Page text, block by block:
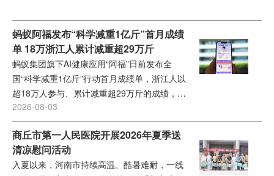
区民族乡的基层中医药服务补充、特色产业融
合探索取得阶段性落地成果。...
蚂蚁阿福发布“科学减重1亿斤”首月成绩
单 18万浙江人累计减重超29万斤
蚂蚁集团旗下AI健康应用“阿福”日前发布全
国“科学减重1亿斤”行动首月成绩单，浙江人以
超18万人参与、累计减重超29万斤的成绩，位
居全国第一。全国范围内，该行动已吸引超
150万人参与，总减重突破240万斤。...
2026-08-03
商丘市第一人民医院开展2026年夏季送
清凉慰问活动
入夏以来，河南市持续高温、酷暑难耐，一线